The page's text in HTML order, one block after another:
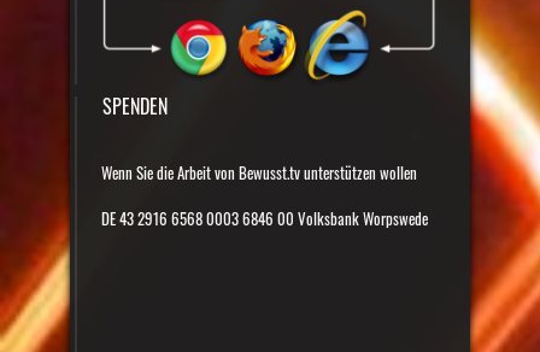
SPENDEN
Wenn Sie die Arbeit von Bewusst.tv unterstützen wollen
DE 43 2916 6568 0003 6846 00 Volksbank Worpswede